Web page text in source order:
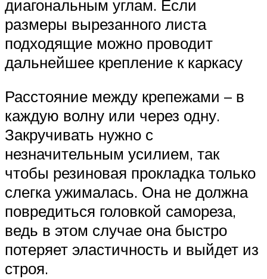
диагональным углам. Если
размеры вырезанного листа
подходящие можно проводит
дальнейшее крепление к каркасу
Расстояние между крепежами – в
каждую волну или через одну.
Закручивать нужно с
незначительным усилием, так
чтобы резиновая прокладка только
слегка ужималась. Она не должна
повредиться головкой самореза,
ведь в этом случае она быстро
потеряет эластичность и выйдет из
строя.